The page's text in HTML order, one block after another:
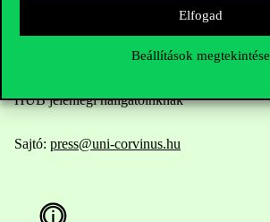
Elfogad
Beállítások megtekintése
Kérdésed van a felvételivel kapcsolatban?
Oktatói elérhetőségek
HUB jelenlegi hallgatóinknak
Sajtó: press@uni-corvinus.hu